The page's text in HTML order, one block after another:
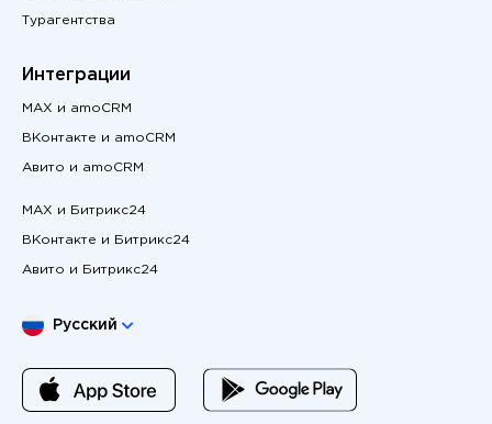
Турагентства
Интеграции
MAX и amoCRM
ВКонтакте и amoCRM
Авито и amoCRM
MAX и Битрикс24
ВКонтакте и Битрикс24
Авито и Битрикс24
Выберите язык
Русский